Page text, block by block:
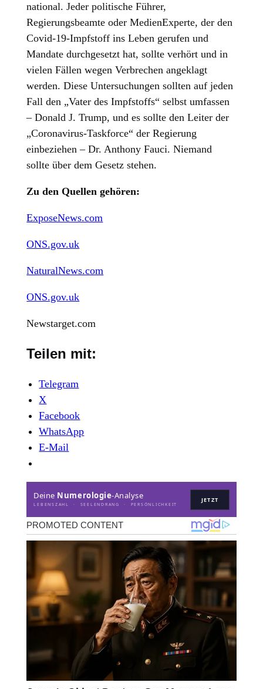
national. Jeder politische Führer,
Regierungsbeamte oder MedienExperte, der den
Covid-19-Impfstoff ins Leben gerufen und
Mandate durchgesetzt hat, sollte verhört und in
vielen Fällen wegen Verbrechen angeklagt
werden. Diese Untersuchungen sollten auf jeden
Fall den „Vater des Impfstoffs“ selbst umfassen
– Donald J. Trump, und es sollte den Leiter der
„Coronavirus-Taskforce“ der Regierung
einbeziehen – Dr. Anthony Fauci. Niemand
sollte über dem Gesetz stehen.
Zu den Quellen gehören:
ExposeNews.com
ONS.gov.uk
NaturalNews.com
ONS.gov.uk
Newstarget.com
Teilen mit:
Telegram
X
Facebook
WhatsApp
E-Mail
Deine Numerologie-Analyse
LEBENSZAHL · SEELENDRANG · PERSÖNLICHKEIT
JETZT